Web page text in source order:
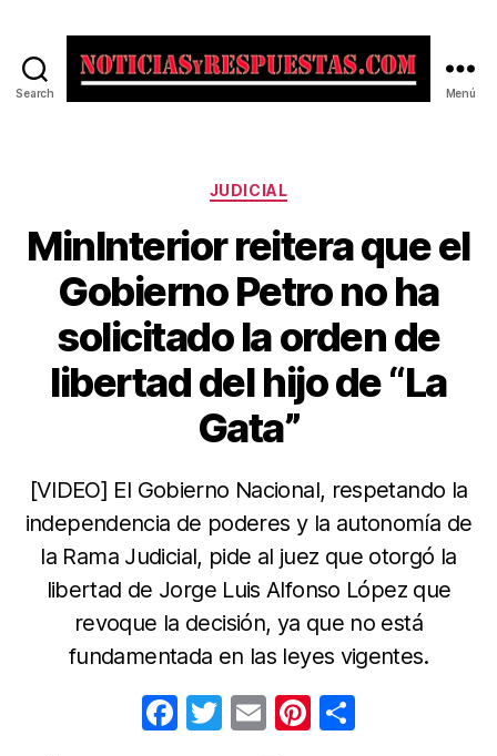
Search Menú
Categorías
JUDICIAL
MinInterior reitera que el
Gobierno Petro no ha
solicitado la orden de
libertad del hijo de “La
Gata”
[VIDEO] El Gobierno Nacional, respetando la
independencia de poderes y la autonomía de
la Rama Judicial, pide al juez que otorgó la
libertad de Jorge Luis Alfonso López que
revoque la decisión, ya que no está
fundamentada en las leyes vigentes.
F T E Pi